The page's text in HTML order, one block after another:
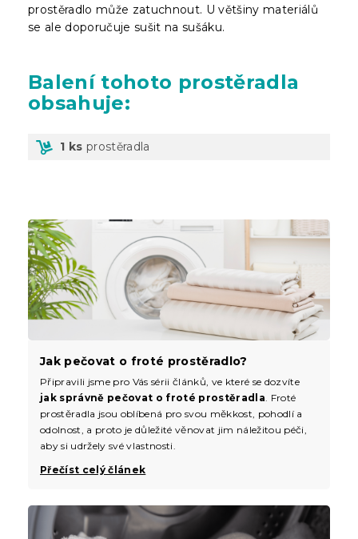
prostěradlo může zatuchnout. U většiny materiálů
se ale doporučuje sušit na sušáku.
Balenítohoto prostěradla
obsahuje:
1 ks prostěradla
Jak pečovat o froté prostěradlo?
Připravili jsme pro Vás sérii článků, ve které se dozvíte
jak správně pečovat o froté prostěradla . Froté
prostěradla jsou oblíbená pro svou měkkost, pohodlí a
odolnost, a proto je důležité věnovat jim náležitou péči,
aby si udržely své vlastnosti.
Přečíst celý článek